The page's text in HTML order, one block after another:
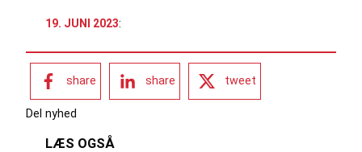
19. JUNI 2023:
share share tweet
Del nyhed
LÆS OGSÅ